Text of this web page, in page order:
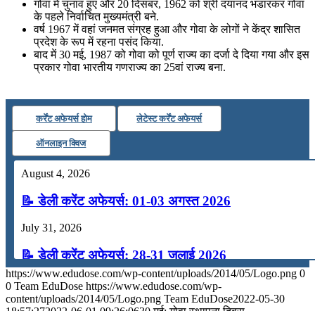
गोवा में चुनाव हुए और 20 दिसंबर, 1962 को श्री दयानंद भंडारकर गोवा
के पहले निर्वाचित मुख्यमंत्री बने.
वर्ष 1967 में वहां जनमत संग्रह हुआ और गोवा के लोगों ने केंद्र शासित
प्रदेश के रूप में रहना पसंद किया.
बाद में 30 मई, 1987 को गोवा को पूर्ण राज्य का दर्जा दे दिया गया और इस
प्रकार गोवा भारतीय गणराज्य का 25वां राज्य बना.
कर्रेंट अफेयर्स होम लेटेस्ट कर्रेंट अफेयर्स
ऑनलाइन क्विज
August 4, 2026
📝 डेली करेंट अफेयर्स: 01-03 अगस्त 2026
July 31, 2026
📝 डेली करेंट अफेयर्स: 28-31 जुलाई 2026
July 28, 2026
https://www.edudose.com/wp-content/uploads/2014/05/Logo.png 0
0 Team EduDose https://www.edudose.com/wp-
content/uploads/2014/05/Logo.png Team EduDose2022-05-30